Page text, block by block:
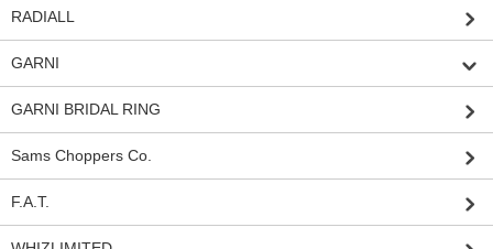
RADIALL
GARNI
GARNI BRIDAL RING
Sams Choppers Co.
F.A.T.